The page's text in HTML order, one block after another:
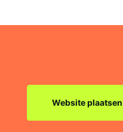
Website plaatsen